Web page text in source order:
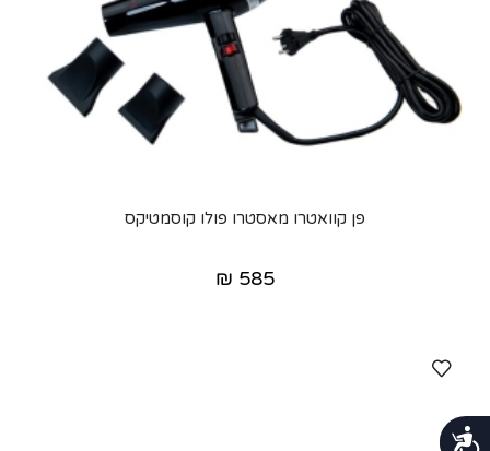
נגישות
פן קוואטרו מאסטרו פולו קוסמטיקס
₪ 585